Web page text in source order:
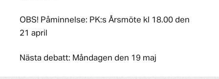
OBS! Påminnelse: PK:s Årsmöte kl 18.00 den
21 april
Nästa debatt: Måndagen den 19 maj